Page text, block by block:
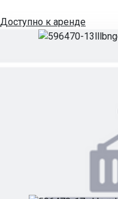
Доступно к аренде